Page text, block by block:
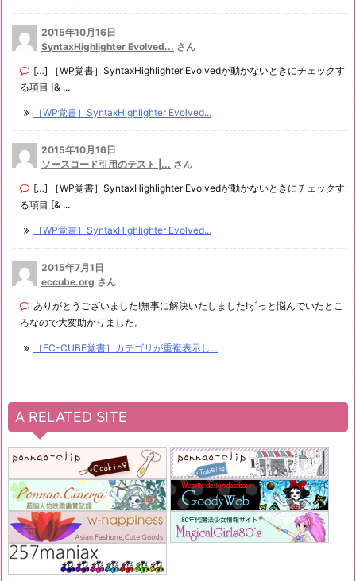
2015年10月16日
SyntaxHighlighter Evolved... さん
[…] ［WP覚書］SyntaxHighlighter Evolvedが動かないときにチェックす
る項目 [& ...
［WP覚書］SyntaxHighlighter Evolved...
2015年10月16日
ソースコード引用のテスト |... さん
[…] ［WP覚書］SyntaxHighlighter Evolvedが動かないときにチェックす
る項目 [& ...
［WP覚書］SyntaxHighlighter Evolved...
2015年7月1日
eccube.org さん
ありがとうございました!無事に解決いたしました!ずっと悩んでいたとこ
ろなので大変助かりました。
［EC-CUBE覚書］カテゴリが重複表示し...
A RELATED SITE